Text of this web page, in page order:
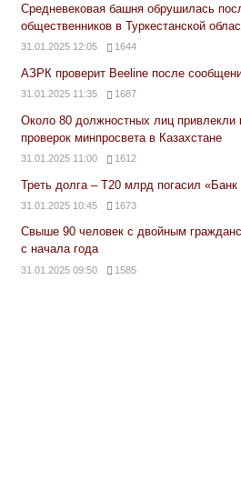
Средневековая башня обрушилась
общественников в Туркестанской
31.01.2025 12:05 1644
АЗРК проверит Beeline после
31.01.2025 11:35 1687
Около 80 должностных лиц привлекли
проверок минпросвета в Казахстане
31.01.2025 11:00 1612
Треть долга – Т20 млрд погасил
31.01.2025 10:45 1673
Свыше 90 человек с двойным
с начала года
31.01.2025 09:50 1585